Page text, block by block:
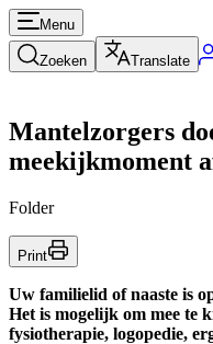
Menu
Zoeken Translate
Mantelzorgers
meekijkmoment
Folder
Print
Uw familielid of naaste is
Het is mogelijk om mee te
fysiotherapie, logopedie,